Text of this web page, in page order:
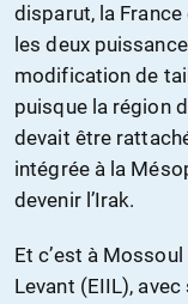
disparut, la
les deux
modification de
puisque la région
devait être
intégrée à la
devenir l’Irak.
Et c’est à
Levant (EIIL), avec